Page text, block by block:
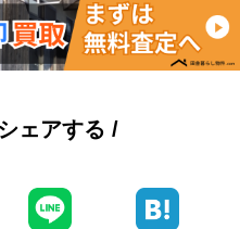
ェアする /